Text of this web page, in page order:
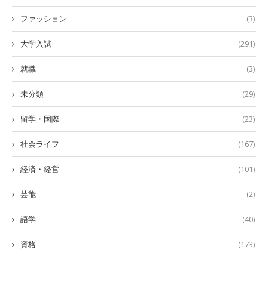
ファッション (3)
大学入試 (291)
就職 (3)
未分類 (29)
留学・国際 (23)
社会ライフ (167)
経済・経営 (101)
芸能 (2)
語学 (40)
資格 (173)